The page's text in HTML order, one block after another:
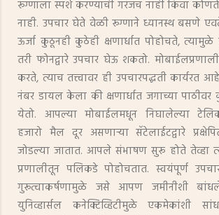
रूग्णाला स्पर्श करण्याची गरजच नाही किंवा
नाही. उपचार घेते वेळी रूग्णाने ध्यानस्थ बसणे
ऊर्जा कुठूनही कुठेही क्षणार्धात पोहोचते,
तरी फोनद्वारे उपचार घेऊ शकतो.
करते, त्याच तत्त्वावर ही उपचारपद्धती कार्यरत
नंबर डायल केला की क्षणार्धात जगाच्या
येतो. आपल्या मोबाईलमधून निघालेल्या
हजारो मैल दूर असणाऱ्या सॅटेलाईटद्वारे
जोडल्या जातात. आपले संभाषण सुरू होते तेव्हा
प्रणालीतून पलिकडे पोहोचतात. स्वयंपूर्ण
गुरूत्वाकर्षणामुळे जसे आपण जमीनीशी
युनिव्हार्सल कनेक्टिव्हिटीमुळे एकमेकांशी